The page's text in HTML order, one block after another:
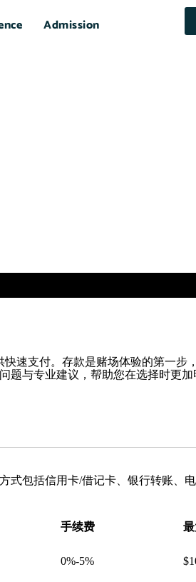
Admission
快速支付。存款是赌场体验的第一步
题与专业建议，帮助您在选择时更加
式包括信用卡/借记卡、银行转账
手续费
0%-5%